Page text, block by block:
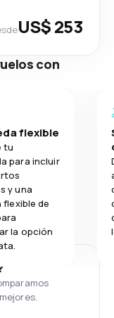
US$ 253
con
flexible
tu
para incluir
y una
de
la opción